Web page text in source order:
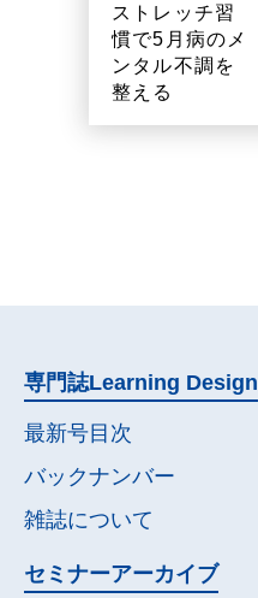
ストレッチ習
慣で5月病のメ
ンタル不調を
整える
専門誌Learning Design
最新号目次
バックナンバー
雑誌について
セミナーアーカイブ